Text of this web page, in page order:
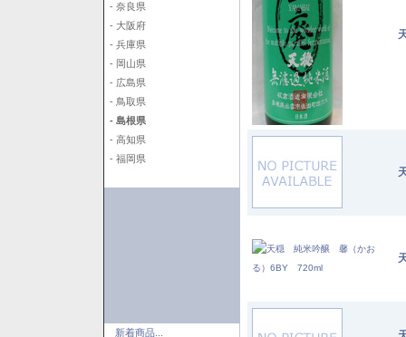
- 奈良県
- 大阪府
- 兵庫県
- 岡山県
- 広島県
- 鳥取県
- 島根県
- 高知県
- 福岡県
新着商品...